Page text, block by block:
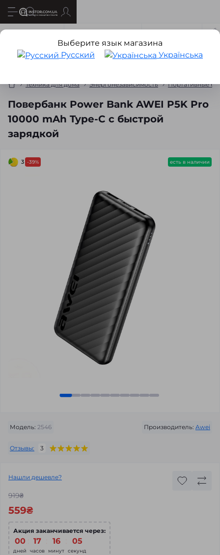
Техника для дома Энергонезависимость Портативные
Выберите язык магазина
Русский
Українська
Повербанк Power Bank AWEI P5K Pro
10000 mAh Type-C с быстрой
зарядкой
3 -39% есть в наличии
Модель: 2546 Производитель: Awei
Отзывы: 3
Нашли дешевле?
919₴
559₴
Акция заканчивается через:
00
дней
17
часов
16
минут
03
секунд